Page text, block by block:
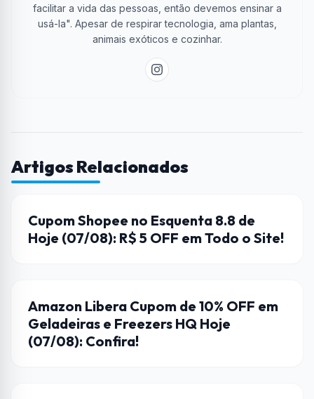
facilitar a vida das pessoas, então devemos ensinar a
usá-la". Apesar de respirar tecnologia, ama plantas,
animais exóticos e cozinhar.
Artigos Relacionados
CUPONS DE DESCONTO
Cupom Shopee no Esquenta 8.8 de
Hoje (07/08): R$ 5 OFF em Todo o Site!
AMAZON
Amazon Libera Cupom de 10% OFF em
Geladeiras e Freezers HQ Hoje
(07/08): Confira!